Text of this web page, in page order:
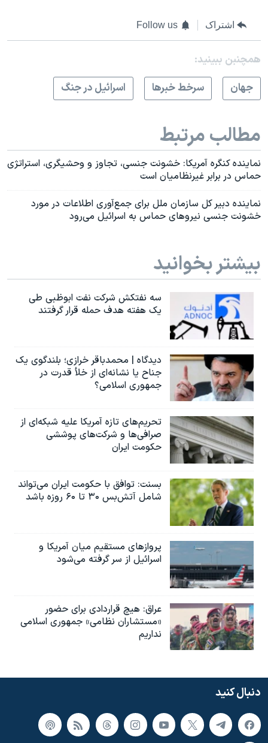
اشتراک Follow us
همچنبن ببینید:
جهان
سرخط خبرها اسرائیل در جنگ
مطالب مرتبط
نماینده کنگره آمریکا: خشونت جنسی، تجاوز و وحشیگری، استراتژی
حماس در برابر غیرنظامیان است
نماینده دبیر کل سازمان ملل برای جمع‌آوری اطلاعات در مورد
خشونت جنسی نیروهای حماس به اسرائیل می‌رود
بیشتر بخوانید
سه نفتکش شرکت نفت ابوظبی طی
یک هفته هدف حمله قرار گرفتند
دیدگاه | محمدباقر خرازی؛ بلندگوی یک
جناح یا نشانه‌ای از خلأ قدرت در
جمهوری اسلامی؟
تحریم‌های تازه آمریکا علیه شبکه‌ای از
صرافی‌ها و شرکت‌های پوششی
حکومت ایران
بسنت: توافق با حکومت ایران می‌تواند
شامل آتش‌بس ۳۰ تا ۶۰ روزه باشد
پروازهای مستقیم میان آمریکا و
اسرائیل از سر گرفته می‌شود
عراق: هیچ قراردادی برای حضور
«مستشاران نظامی» جمهوری اسلامی
نداریم
دنبال کنید